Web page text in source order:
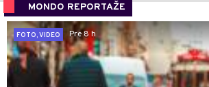
MONDO REPORTAŽE
FOTO, VIDEO
Pre 8 h